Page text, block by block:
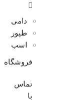
دامی
طیور
اسب
فروشگاه
تماس
با